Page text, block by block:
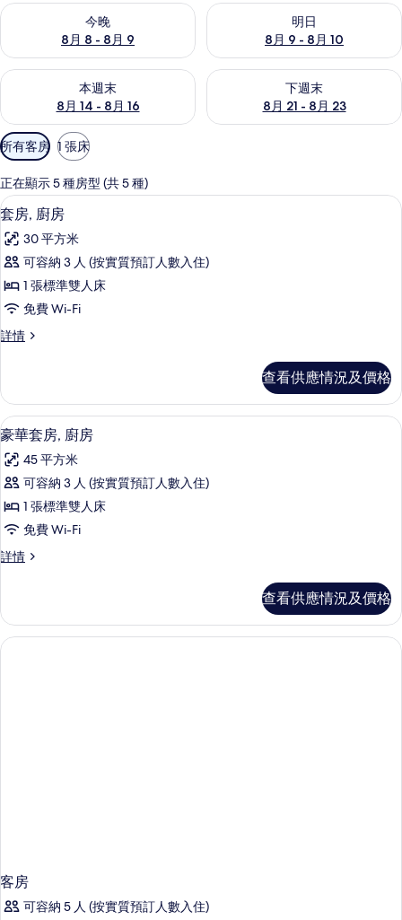
今晚
8月 8 - 8月 9
查看今晚 8月 8 - 8月 9的可訂空房
明日
8月 9 - 8月 10
查看明日 8月 9 - 8月 10的可訂
本週末
8月 14 - 8月 16
查看本週末 8月 14 - 8月 16的可訂空房
下週末
8月 21 - 8月 23
查看下週末 8月 21 - 8月 23的
可
用
嘅
客
房
篩
選
條
所有客房 1 張床
正在顯示 5 種房型 (共 5 種)
載
入
所
有
套
房,
廚
的
相
片
套房, 廚房 | 私人小型廚房 | 特濃咖啡
8
套房, 廚房
30 平方米
可容納 3 人 (按實質預訂人數入住)
1 張標準雙人床
免費 Wi-Fi
詳情
套
詳
情
查看供應情況及價格
載
入
所
有
豪
華
套
廚
房
豪華套房, 廚房 | 埃及棉床單、高級寢
12
豪華套房, 廚房
45 平方米
可容納 3 人 (按實質預訂人數入住)
1 張標準雙人床
免費 Wi-Fi
詳情
豪
廚
房
詳
查看供應情況及價格
客房
可容納 5 人 (按實質預訂人數入住)